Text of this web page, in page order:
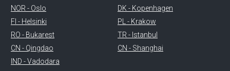
NOR - Oslo
DK - Kopenhagen
FI - Helsinki
PL - Krakow
RO - Bukarest
TR - Istanbul
CN - Qingdao
CN - Shanghai
IND - Vadodara